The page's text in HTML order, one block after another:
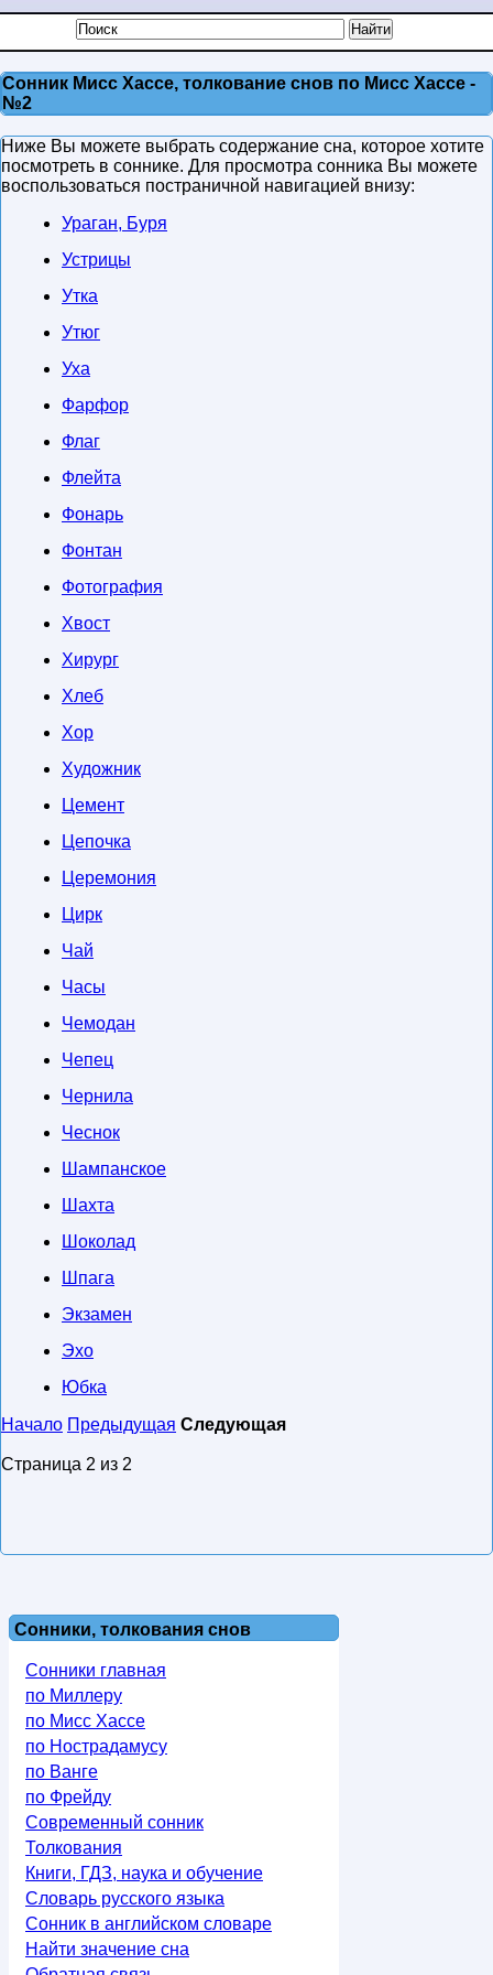
Сонник Мисс Хассе, толкование снов по Мисс Хассе -
№2
Ниже Вы можете выбрать содержание сна, которое хотите
посмотреть в соннике. Для просмотра сонника Вы можете
воспользоваться постраничной навигацией внизу:
Ураган, Буря
Устрицы
Утка
Утюг
Уха
Фарфор
Флаг
Флейта
Фонарь
Фонтан
Фотография
Хвост
Хирург
Хлеб
Хор
Художник
Цемент
Цепочка
Церемония
Цирк
Чай
Часы
Чемодан
Чепец
Чернила
Чеснок
Шампанское
Шахта
Шоколад
Шпага
Экзамен
Эхо
Юбка
Начало Предыдущая Следующая
Cтраница 2 из 2
Сонники, толкования снов
Сонники главная
по Миллеру
по Мисс Хассе
по Нострадамусу
по Ванге
по Фрейду
Современный сонник
Толкования
Книги, ГДЗ, наука и обучение
Словарь русского языка
Сонник в английском словаре
Найти значение сна